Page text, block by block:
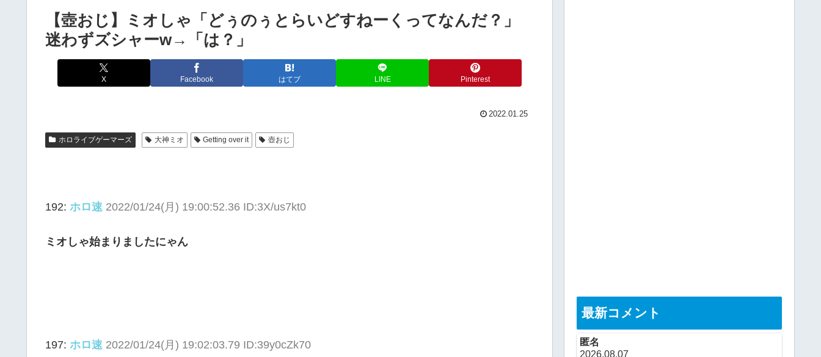
【壺おじ】ミオしゃ「どぅのぅとらいどすねーくってなんだ？」
迷わずズシャーw→「は？」
X Facebook はてブ LINE Pinterest
2022.01.25
ホロライブゲーマーズ 大神ミオ Getting over it 壺おじ
192: ホロ速 2022/01/24(月) 19:00:52.36 ID:3X/us7kt0
ミオしゃ始まりましたにゃん
197: ホロ速 2022/01/24(月) 19:02:03.79 ID:39y0cZk70
最新コメント
匿名
2026.08.07